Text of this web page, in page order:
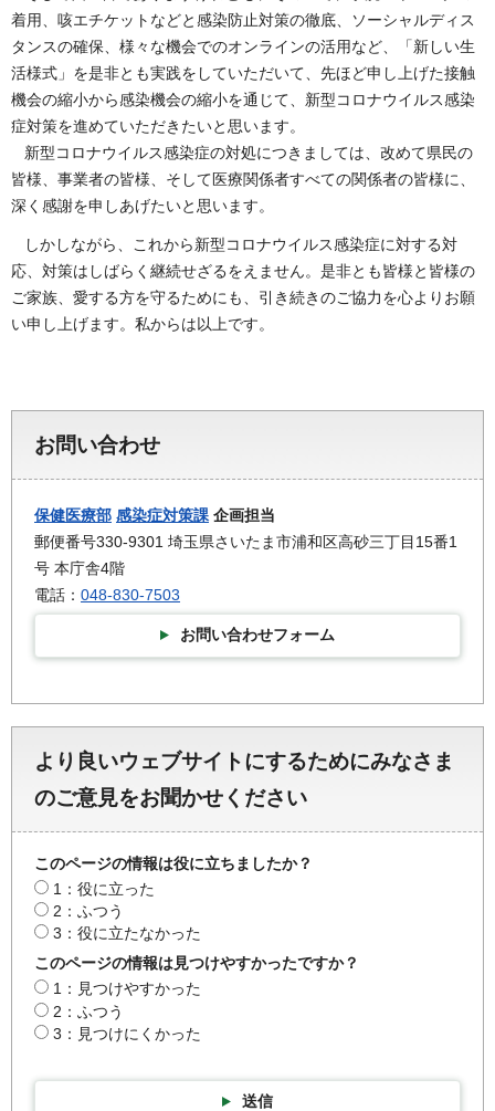
着用、咳エチケットなどと感染防止対策の徹底、ソーシャルディス
タンスの確保、様々な機会でのオンラインの活用など、「新しい生
活様式」を是非とも実践をしていただいて、先ほど申し上げた接触
機会の縮小から感染機会の縮小を通じて、新型コロナウイルス感染
症対策を進めていただきたいと思います。
新型コロナウイルス感染症の対処につきましては、改めて県民の
皆様、事業者の皆様、そして医療関係者すべての関係者の皆様に、
深く感謝を申しあげたいと思います。
しかしながら、これから新型コロナウイルス感染症に対する対
応、対策はしばらく継続せざるをえません。是非とも皆様と皆様の
ご家族、愛する方を守るためにも、引き続きのご協力を心よりお願
い申し上げます。私からは以上です。
お問い合わせ
保健医療部 感染症対策課 企画担当
郵便番号330-9301 埼玉県さいたま市浦和区高砂三丁目15番1
号 本庁舎4階
電話： 048-830-7503
お問い合わせフォーム
より良いウェブサイトにするためにみなさま
のご意見をお聞かせください
このページの情報は役に立ちましたか？
1：役に立った
2：ふつう
3：役に立たなかった
このページの情報は見つけやすかったですか？
1：見つけやすかった
2：ふつう
3：見つけにくかった
送信